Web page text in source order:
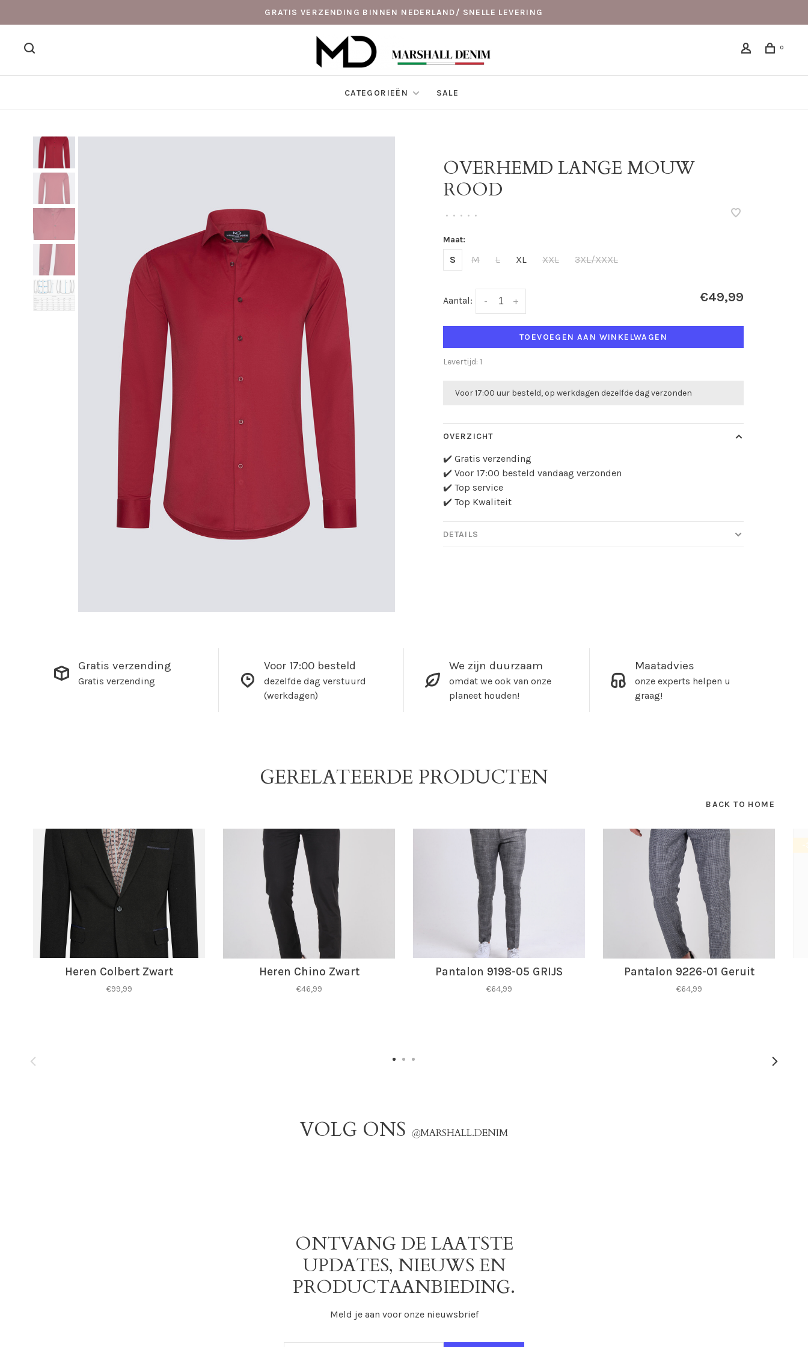
GRATIS VERZENDING BINNEN NEDERLAND/ SNELLE LEVERING
0
CATEGORIEËN SALE
OVERHEMD LANGE MOUW
ROOD
• • • • •
Maat:
S M L XL XXL 3XL/XXXL
Aantal: +
- €49,99
TOEVOEGEN AAN WINKELWAGEN
Levertijd: 1
Voor 17:00 uur besteld, op werkdagen dezelfde dag verzonden
OVERZICHT
✔️ Gratis verzending
✔️ Voor 17:00 besteld vandaag verzonden
✔️ Top service
✔️ Top Kwaliteit
DETAILS
Gratis verzending
Gratis verzending
Voor 17:00 besteld
dezelfde dag verstuurd
(werkdagen)
We zijn duurzaam
omdat we ook van onze
planeet houden!
Maatadvies
onze experts helpen u
graag!
GERELATEERDE PRODUCTEN
BACK TO HOME
Heren Colbert Zwart
€99,99
Heren Chino Zwart
€46,99
Pantalon 9198-05 GRIJS
€64,99
Pantalon 9226-01 Geruit
€64,99
-
VOLG ONS @MARSHALL.DENIM
ONTVANG DE LAATSTE
UPDATES, NIEUWS EN
PRODUCTAANBIEDING.
Meld je aan voor onze nieuwsbrief